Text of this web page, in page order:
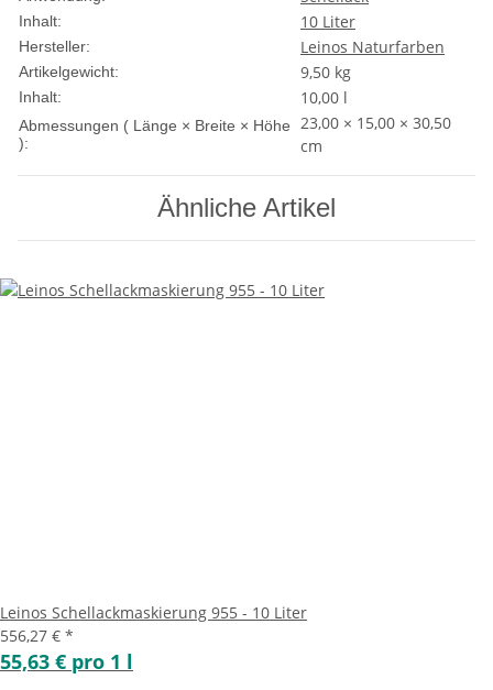
Inhalt: 10 Liter
Hersteller: Leinos Naturfarben
Artikelgewicht: 9,50 kg
Inhalt: 10,00 l
Abmessungen ( Länge × Breite × Höhe
):
23,00 × 15,00 × 30,50
cm
Ähnliche Artikel
Leinos Schellackmaskierung 955 - 10 Liter
556,27 € *
55,63 € pro 1 l